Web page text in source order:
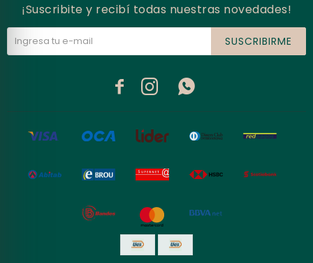
¡Suscribite y recibí todas nuestras novedades!
SUSCRIBIRME
  